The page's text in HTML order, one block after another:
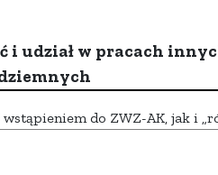
i udział w pracach
do ZWZ-AK, jak i